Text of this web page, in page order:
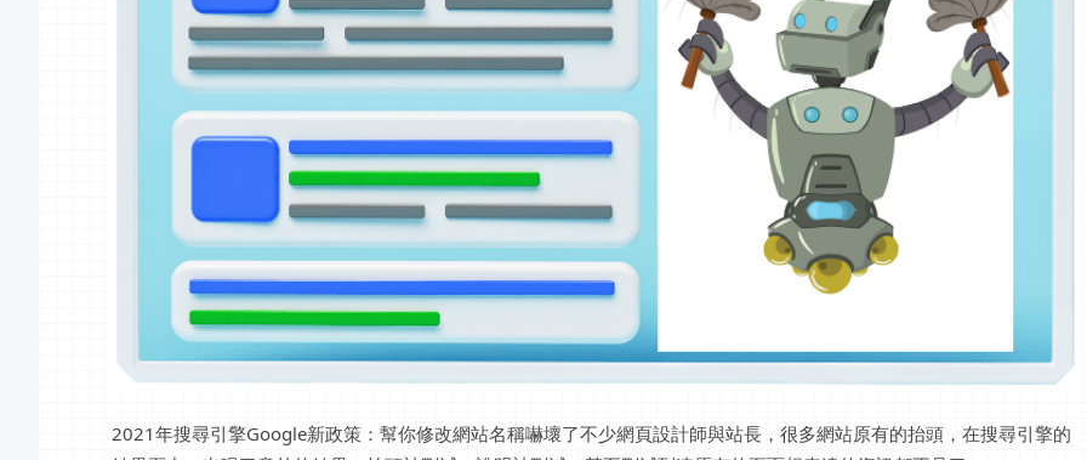
2021年搜尋引擎Google新政策：幫你修改網站名稱嚇壞了不少網頁設計師與站長，很多網站原有的抬頭，在搜尋引擎的